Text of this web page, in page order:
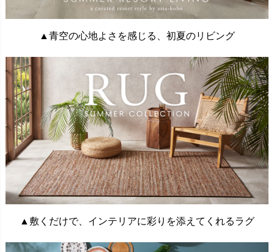
▲青空の心地よさを感じる、初夏のリビング
▲敷くだけで、インテリアに彩りを添えてくれるラグ